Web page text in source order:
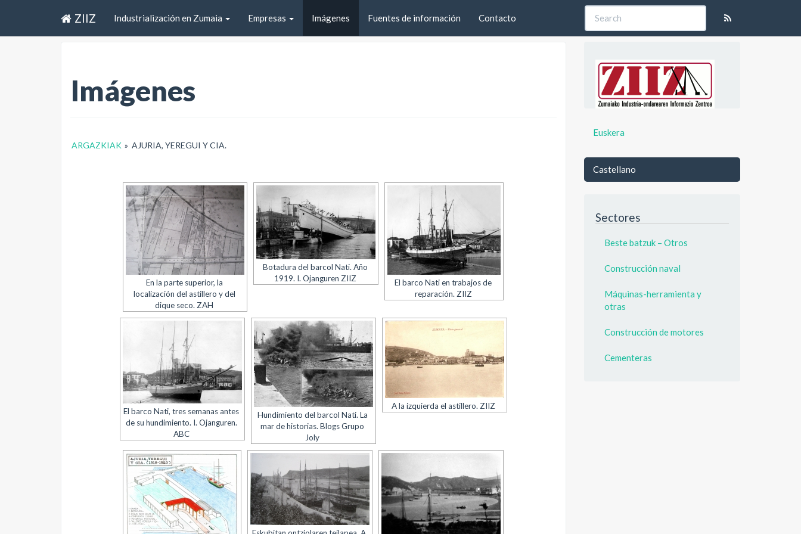
ZIIZ Industrialización en Zumaia Empresas Imágenes Fuentes de información Contacto
Imágenes
ARGAZKIAK » AJURIA, YEREGUI Y CIA.
En la parte superior, la
localización del astillero y del
dique seco. ZAH
Botadura del barcol Nati. Año
1919. I. Ojanguren ZIIZ
El barco Nati en trabajos de
reparación. ZIIZ
El barco Nati, tres semanas antes
de su hundimiento. I. Ojanguren.
ABC
Hundimiento del barcol Nati. La
mar de historias. Blogs Grupo
Joly
A la izquierda el astillero. ZIIZ
Euskera
Castellano
Sectores
Beste batzuk – Otros
Construcción naval
Máquinas-herramienta y
otras
Construcción de motores
Cementeras